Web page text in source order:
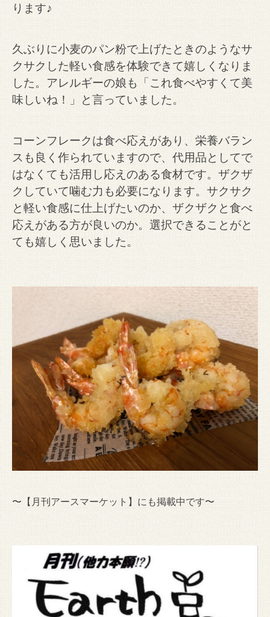
ります♪
久ぶりに小麦のパン粉で上げたときのようなサ
クサクした軽い食感を体験できて嬉しくなりま
した。 アレルギーの娘も「これ食べやすくて美
味しいね！」と言っていました。
コーンフレークは食べ応えがあり、栄養バラン
スも良く作られていますので、代用品としてで
はなくても活用し応えのある食材です。ザクザ
クしていて噛む力も必要になります。サクサク
と軽い食感に仕上げたいのか、ザクザクと食べ
応えがある方が良いのか。選択できることがと
ても嬉しく思いました。
〜【月刊アースマーケット】にも掲載中です〜